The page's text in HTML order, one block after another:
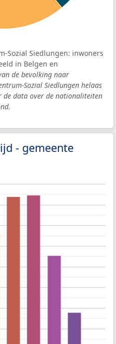
Sozial Siedlungen: inwoners
in Belgen en
de bevolking naar
Sozial Siedlungen helaas
de data over de nationaliteiten
- gemeente